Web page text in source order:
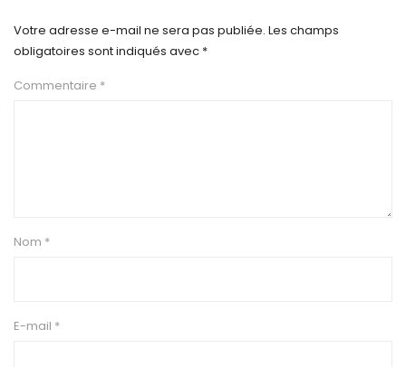
Votre adresse e-mail ne sera pas publiée. Les champs
obligatoires sont indiqués avec *
Commentaire *
Nom *
E-mail *